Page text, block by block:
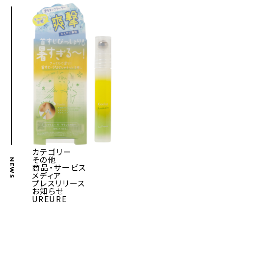
NEWS
カテゴリー
その他
商品・サービス
メディア
プレスリリース
お知らせ
UREURE